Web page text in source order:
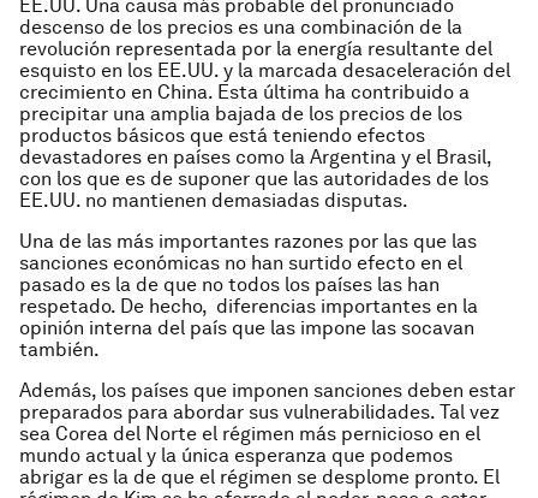
EE.UU. Una causa más probable del pronunciado
descenso de los precios es una combinación de la
revolución representada por la energía resultante del
esquisto en los EE.UU. y la marcada desaceleración del
crecimiento en China. Esta última ha contribuido a
precipitar una amplia bajada de los precios de los
productos básicos que está teniendo efectos
devastadores en países como la Argentina y el Brasil,
con los que es de suponer que las autoridades de los
EE.UU. no mantienen demasiadas disputas.
Una de las más importantes razones por las que las
sanciones económicas no han surtido efecto en el
pasado es la de que no todos los países las han
respetado. De hecho, diferencias importantes en la
opinión interna del país que las impone las socavan
también.
Además, los países que imponen sanciones deben estar
preparados para abordar sus vulnerabilidades. Tal vez
sea Corea del Norte el régimen más pernicioso en el
mundo actual y la única esperanza que podemos
abrigar es la de que el régimen se desplome pronto. El